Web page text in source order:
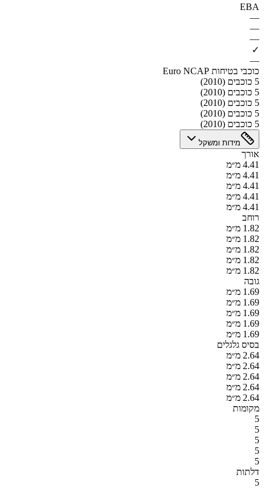
EBA
—
—
—
✓
—
כוכבי בטיחות Euro NCAP
5 כוכבים (2010)
5 כוכבים (2010)
5 כוכבים (2010)
5 כוכבים (2010)
5 כוכבים (2010)
מידות ומשקל
אורך
4.41 מ״מ
4.41 מ״מ
4.41 מ״מ
4.41 מ״מ
4.41 מ״מ
רוחב
1.82 מ״מ
1.82 מ״מ
1.82 מ״מ
1.82 מ״מ
1.82 מ״מ
גובה
1.69 מ״מ
1.69 מ״מ
1.69 מ״מ
1.69 מ״מ
1.69 מ״מ
בסיס גלגלים
2.64 מ״מ
2.64 מ״מ
2.64 מ״מ
2.64 מ״מ
2.64 מ״מ
מקומות
5
5
5
5
5
דלתות
5